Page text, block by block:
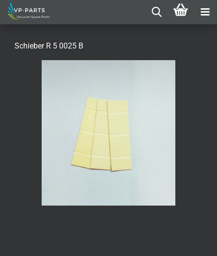
Schieber R 5 0025 B